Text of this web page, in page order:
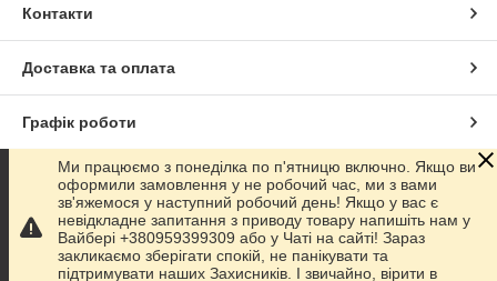
Контакти
Доставка та оплата
Графік роботи
Повна версія сайту
Сайт створено на маркетплейсіProm.ua
Ми працюємо з понеділка по п'ятницю включно. Якщо ви
оформили замовлення у не робочий час, ми з вами
зв'яжемося у наступний робочий день! Якщо у вас є
невідкладне запитання з приводу товару напишіть нам у
Вайбері +380959399309 або у Чаті на сайті! Зараз
закликаємо зберігати спокій, не панікувати та
підтримувати наших Захисників. І звичайно, вірити в